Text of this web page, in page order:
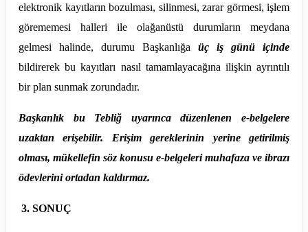
elektronik kayıtların bozulması, silinmesi, zarar görmesi, işlem
görememesi halleri ile olağanüstü durumların meydana
gelmesi halinde, durumu Başkanlığa üç iş günü içinde
bildirerek bu kayıtları nasıl tamamlayacağına ilişkin ayrıntılı
bir plan sunmak zorundadır.
Başkanlık bu Tebliğ uyarınca düzenlenen e-belgelere
uzaktan erişebilir. Erişim gereklerinin yerine getirilmiş
olması, mükellefin söz konusu e-belgeleri muhafaza ve ibrazı
ödevlerini ortadan kaldırmaz.
3. SONUÇ